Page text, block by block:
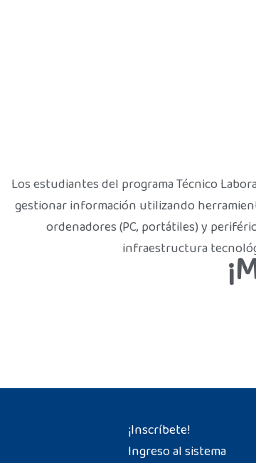
Los estudiantes del programa Técnico
gestionar información utilizando
ordenadores (PC, portátiles) y
infraestructura
¡Inscríbete!
Ingreso al sistema